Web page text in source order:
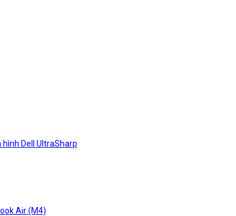
hình Dell UltraSharp
Air (M4)